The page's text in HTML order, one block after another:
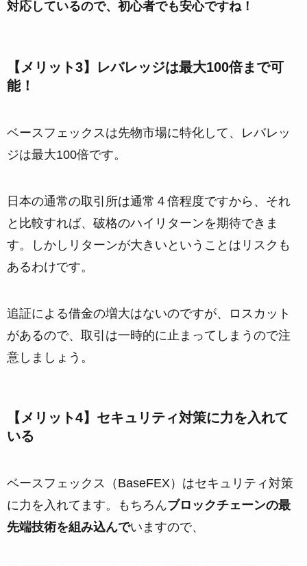
対応しているので、初心者でも安心ですね！
【メリット3】レバレッジは最大100倍まで可
能！
ベースフェックスは先物市場に特化して、レバレッ
ジは最大100倍です。
日本の通常の取引所は通常４倍程度ですから、それ
と比較すれば、破格のハイリターンを期待できま
す。しかしリターンが大きいということはリスクも
あるわけです。
追証による借金の増大はないのですが、ロスカット
があるので、取引は一時的に止まってしまうので注
意しましょう。
【メリット4】セキュリティ対策に力を入れて
いる
ベースフェックス（BaseFEX）はセキュリティ対策
に力を入れてます。もちろんブロックチェーンの最
先端技術を組み込んでいますので、